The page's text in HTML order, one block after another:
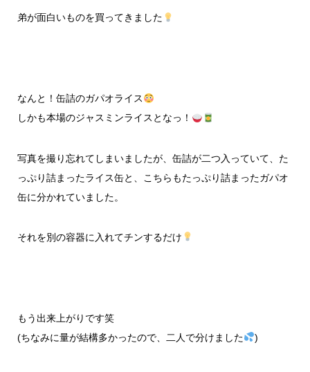
弟が面白いものを買ってきました
なんと！缶詰のガパオライス
しかも本場のジャスミンライスとなっ！
写真を撮り忘れてしまいましたが、缶詰が二つ入っていて、た
っぷり詰まったライス缶と、こちらもたっぷり詰まったガパオ
缶に分かれていました。
それを別の容器に入れてチンするだけ
もう出来上がりです笑
(ちなみに量が結構多かったので、二人で分けました
)